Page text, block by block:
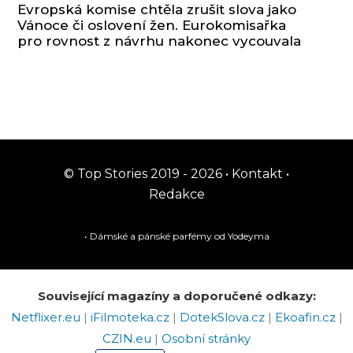
Evropská komise chtěla zrušit slova jako
Vánoce či oslovení žen. Eurokomisařka
pro rovnost z návrhu nakonec vycouvala
© Top Stories 2019 - 2026 • Kontakt •
Redakce
• Dámské a pánské parfémyod Yodeyma
Související magazíny a doporučené odkazy:
Netflixer.eu | iFilmoteka.cz | DotekSlova.cz | Ekoafin.cz |
CZIN.eu | Osobní stránky